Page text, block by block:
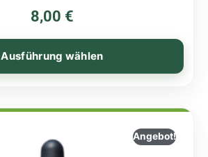
8,00 €
Ausführung wählen
Angebot!